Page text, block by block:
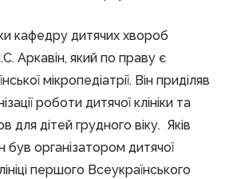
кафедру дитячих хвороб
Аркавін, який по праву є
мікропедіатрії. Він приділяв
роботи дитячої клініки та
для дітей грудного віку. Яків
був організатором дитячої
першого Всеукраїнського